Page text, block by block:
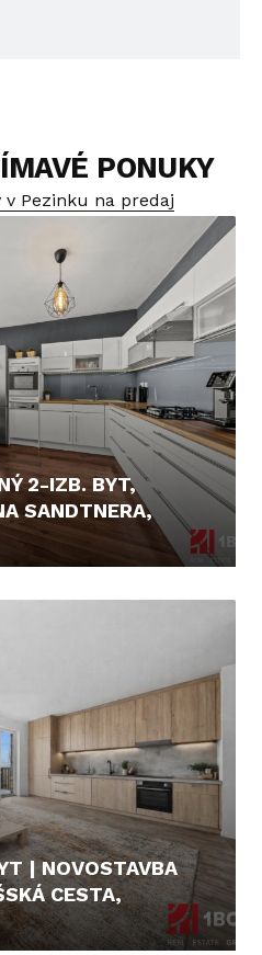
PONUKY
Pezinku na predaj
2-IZB. BYT,
SANDTNERA,
| NOVOSTAVBA
CESTA,